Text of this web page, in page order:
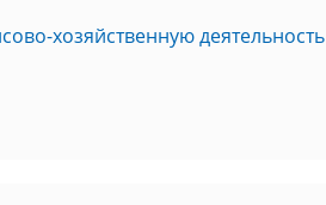
хозяйственную деятельность